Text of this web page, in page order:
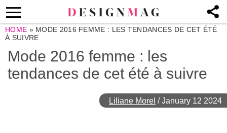
HOME » MODE 2016 FEMME : LES TENDANCES DE CET ÉTÉ
À SUIVRE
Mode 2016 femme : les
tendances de cet été à suivre
Liliane Morel /January 12 2024